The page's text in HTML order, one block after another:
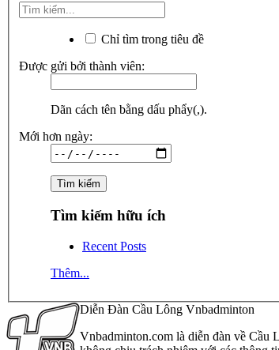
Chỉ tìm trong tiêu đề
Được gửi bởi thành viên:
Dãn cách tên bằng dấu phẩy(,).
Mới hơn ngày:
Tìm kiếm hữu ích
Recent Posts
Thêm...
Diễn Đàn Cầu Lông Vnbadminton
Vnbadminton.com là diễn đàn về Cầu